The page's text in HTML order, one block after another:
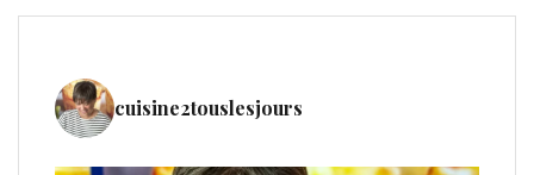
cuisine2touslesjours